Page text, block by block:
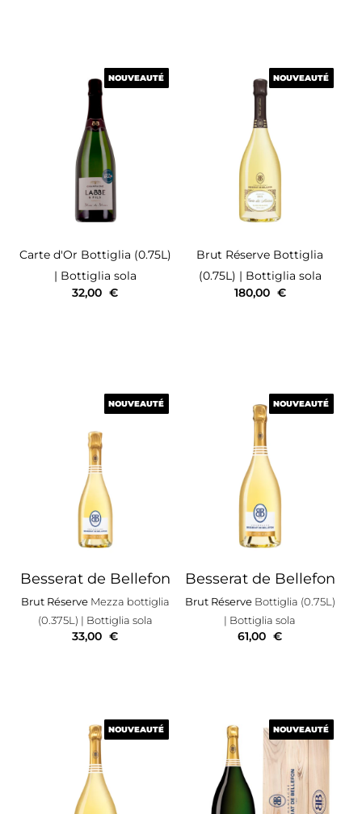
NOUVEAUTÉ
Carte d'Or Bottiglia (0.75L)
| Bottiglia sola
NOUVEAUTÉ
32,00 €
NOUVEAUTÉ
Brut Réserve Bottiglia
(0.75L) | Bottiglia sola
NOUVEAUTÉ
180,00 €
NOUVEAUTÉ
Besserat de Bellefon
Brut Réserve Mezza bottiglia
(0.375L) | Bottiglia sola
NOUVEAUTÉ
33,00 €
NOUVEAUTÉ
Besserat de Bellefon
Brut Réserve Bottiglia (0.75L)
| Bottiglia sola
NOUVEAUTÉ
61,00 €
NOUVEAUTÉ
NOUVEAUTÉ NOUVEAUTÉ
NOUVEAUTÉ